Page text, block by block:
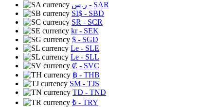
ر.س - SAR
SI$ - SBD
SR - SCR
kr- SEK
$ - SGD
Le - SLE
Le - SLL
₡ - SVC
฿ - THB
ЅМ - TJS
TD - TND
₺ - TRY